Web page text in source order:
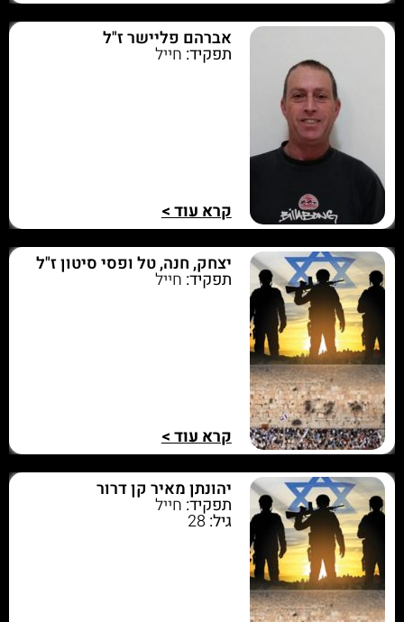
אברהם פליישר ז"ל
תפקיד: חייל
קרא עוד >
יצחק, חנה, טל ופסי סיטון ז"ל
תפקיד: חייל
קרא עוד >
יהונתן מאיר קן דרור
תפקיד: חייל
גיל:28